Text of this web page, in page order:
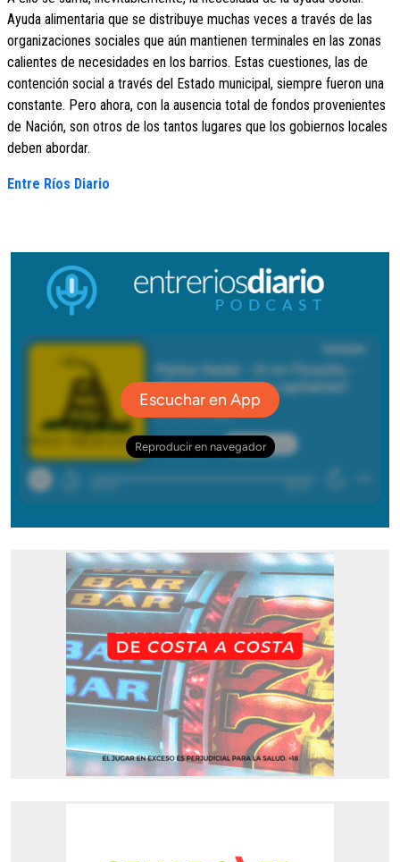
Ayuda alimentaria que se distribuye muchas veces a través de las
organizaciones sociales que aún mantienen terminales en las zonas
calientes de necesidades en los barrios. Estas cuestiones, las de
contención social a través del Estado municipal, siempre fueron una
constante. Pero ahora, con la ausencia total de fondos provenientes
de Nación, son otros de los tantos lugares que los gobiernos locales
deben abordar.
Entre Ríos Diario